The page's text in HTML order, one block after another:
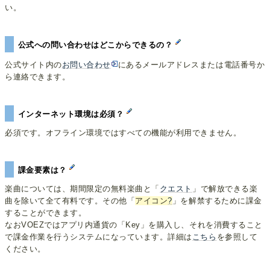
い。
公式への問い合わせはどこからできるの？
公式サイト内のお問い合わせ
にあるメールアドレスまたは電話番号か
ら連絡できます。
インターネット環境は必須？
必須です。オフライン環境ではすべての機能が利用できません。
課金要素は？
楽曲については、期間限定の無料楽曲と「 クエスト 」で解放できる楽
曲を除いて全て有料です。その他「 アイコン? 」を解禁するために課金
することができます。
なおVOEZではアプリ内通貨の「Key」を購入し、それを消費すること
で課金作業を行うシステムになっています。詳細は こちら を参照して
ください。